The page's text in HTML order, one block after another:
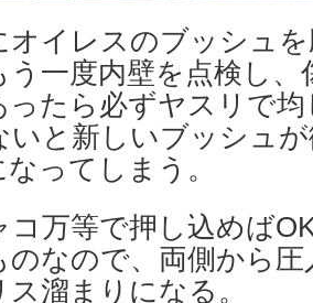
オイレスのブッシュ
う一度内壁を点検し
ったら必ずヤスリで
いと新しいブッシュ
ってしまう。
コ万等で押し込めば
のなので、両側から
溜まりになる。